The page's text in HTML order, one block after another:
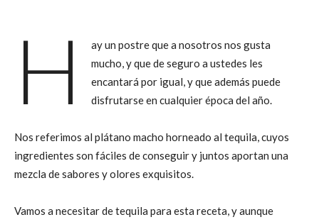
H
ay un postre que a nosotros nos gusta
mucho, y que de seguro a ustedes les
encantará por igual, y que además puede
disfrutarse en cualquier época del año.
Nos referimos al plátano macho horneado al tequila, cuyos
ingredientes son fáciles de conseguir y juntos aportan una
mezcla de sabores y olores exquisitos.
Vamos a necesitar de tequila para esta receta, y aunque